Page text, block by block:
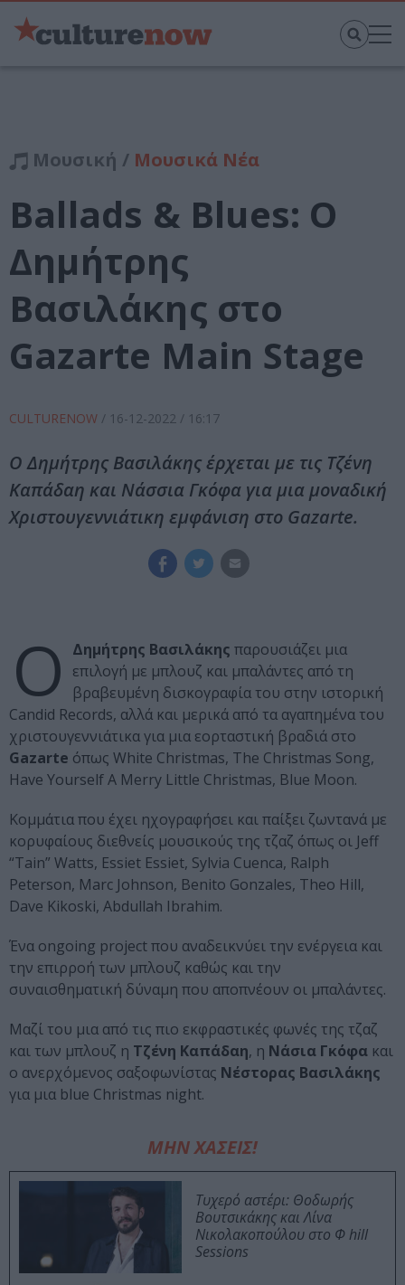
Μουσική / Μουσικά Νέα
Ballads & Blues: Ο
Δημήτρης
Βασιλάκης στο
Gazarte Main Stage
CULTURENOW / 16-12-2022 / 16:17
Ο Δημήτρης Βασιλάκης έρχεται με τις Τζένη
Καπάδαη και Νάσσια Γκόφα για μια μοναδική
Χριστουγεννιάτικη εμφάνιση στο Gazarte.
Ο Δημήτρης Βασιλάκης παρουσιάζει μια
επιλογή με μπλουζ και μπαλάντες από τη
βραβευμένη δισκογραφία του στην ιστορική
Candid Records, αλλά και μερικά από τα αγαπημένα του
χριστουγεννιάτικα για μια εορταστική βραδιά στο
Gazarte όπως White Christmas, The Christmas Song,
Have Yourself A Merry Little Christmas, Blue Moon.
Κομμάτια που έχει ηχογραφήσει και παίξει ζωντανά με
κορυφαίους διεθνείς μουσικούς της τζαζ όπως οι Jeff
“Tain” Watts, Essiet Essiet, Sylvia Cuenca, Ralph
Peterson, Marc Johnson, Benito Gonzales, Theo Hill,
Dave Kikoski, Abdullah Ibrahim.
Ένα ongoing project που αναδεικνύει την ενέργεια και
την επιρροή των μπλουζ καθώς και την
συναισθηματική δύναμη που αποπνέουν οι μπαλάντες.
Μαζί του μια από τις πιο εκφραστικές φωνές της τζαζ
και των μπλουζ η Τζένη Καπάδαη, η Νάσια Γκόφα και
ο ανερχόμενος σαξοφωνίστας Νέστορας Βασιλάκης
για μια blue Christmas night.
ΜΗΝ ΧΑΣΕΙΣ!
Τυχερό αστέρι: Θοδωρής
Βουτσικάκης και Λίνα
Νικολακοπούλου στο Φ hill
Sessions